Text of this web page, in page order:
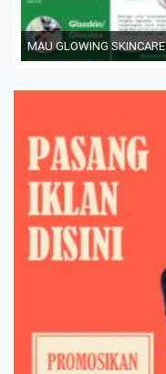
MAU GLOWING SKINCARE